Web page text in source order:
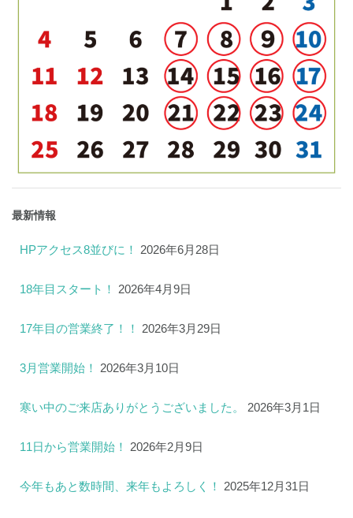
最新情報
HPアクセス8並びに！ 2026年6月28日
18年目スタート！ 2026年4月9日
17年目の営業終了！！ 2026年3月29日
3月営業開始！ 2026年3月10日
寒い中のご来店ありがとうございました。 2026年3月1日
11日から営業開始！ 2026年2月9日
今年もあと数時間、来年もよろしく！ 2025年12月31日